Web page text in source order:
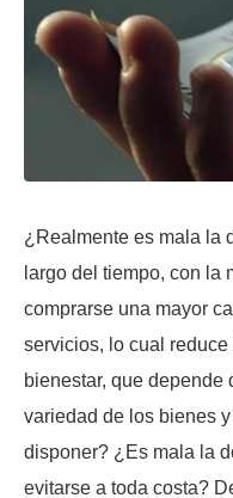
¿Realmente es mala la
largo del tiempo, con la
comprarse una mayor
servicios, lo cual reduce
bienestar, que
variedad de los bienes
disponer? ¿Es mala la
evitarse a toda costa?